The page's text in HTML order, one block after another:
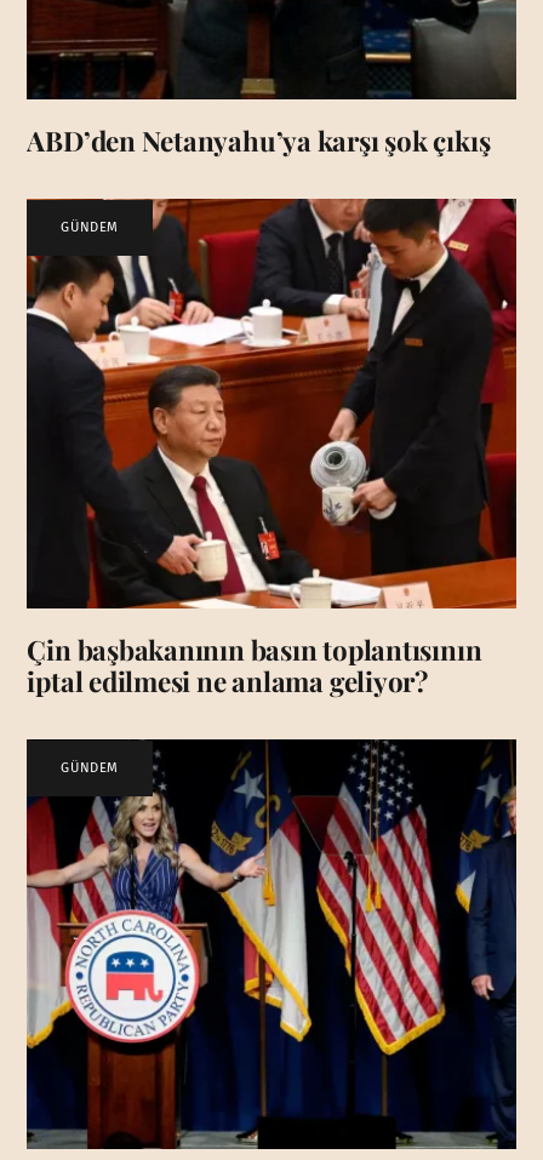
ABD’den Netanyahu’ya karşı şok çıkış
GÜNDEM
Çin başbakanının basın toplantısının
iptal edilmesi ne anlama geliyor?
GÜNDEM